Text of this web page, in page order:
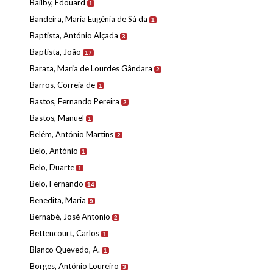
Bailby, Edouard 1
Bandeira, Maria Eugénia de Sá da 1
Baptista, António Alçada 3
Baptista, João 17
Barata, Maria de Lourdes Gândara 2
Barros, Correia de 1
Bastos, Fernando Pereira 2
Bastos, Manuel 1
Belém, António Martins 2
Belo, António 1
Belo, Duarte 1
Belo, Fernando 14
Benedita, Maria 9
Bernabé, José Antonio 2
Bettencourt, Carlos 1
Blanco Quevedo, A. 1
Borges, António Loureiro 3